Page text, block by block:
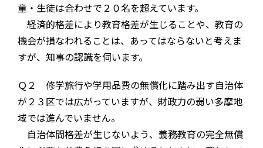
童・生徒は合わせで２０名を超えています。
経済的格差により教育格差が生じることや、教育の
機会が損なわれることは、あってはならないと考えま
すが、知事の認識を伺います。
Ｑ２ 修学旅行や学用品費の無償化に踏み出す自治体
が２３区では広がっていますが、財政力の弱い多摩地
域では進んでいません。
自治体間格差が生じないよう、義務教育の完全無償